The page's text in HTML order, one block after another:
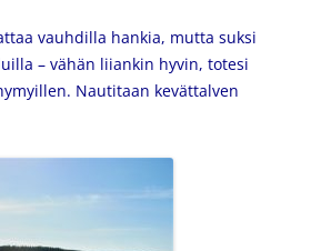
vauhdilla hankia, mutta suksi
– vähän liiankin hyvin, totesi
Nautitaan kevättalven